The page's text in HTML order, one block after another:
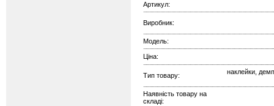
Артикул:
Виробник:
Модель:
Ціна:
Тип товару: наклейки,
Наявність товару на
складі: